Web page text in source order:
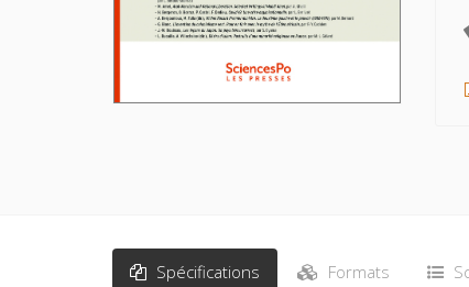
Spécifications Formats